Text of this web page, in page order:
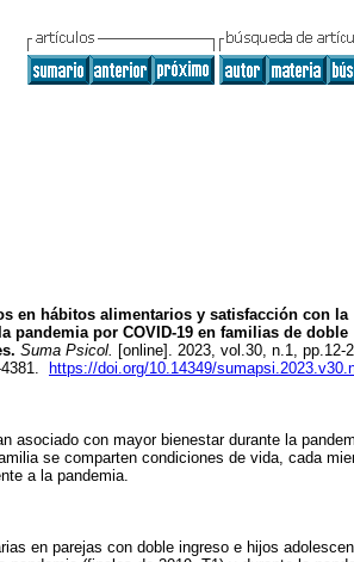
en hábitos alimentarios y satisfacción con la
pandemia por COVID-19 en familias de doble
Suma Psicol. [online]. 2023, vol.30, n.1, pp.12-
https://doi.org/10.14349/
asociado con mayor bienestar durante la
se comparten condiciones de vida, cada
a la pandemia.
en parejas con doble ingreso e hijos